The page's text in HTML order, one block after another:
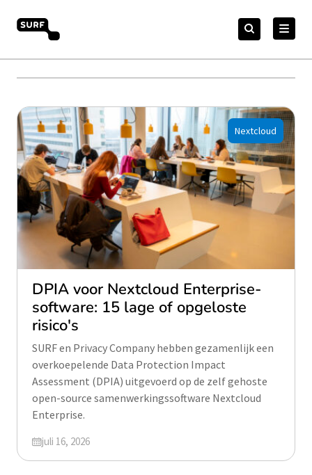
naar
content
vendorcompliance.surf.nl
Zoeken
naar:Zoeken
DPIA voor Nextcloud Enterprise-
software: 15 lage of opgeloste
risico's
SURF en Privacy Company hebben gezamenlijk een
overkoepelende Data Protection Impact
Assessment (DPIA) uitgevoerd op de zelf gehoste
open-source samenwerkingssoftware Nextcloud
Enterprise.
Geüpdatet op
juli 16, 2026
Nextcloud